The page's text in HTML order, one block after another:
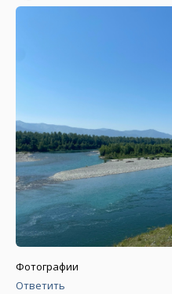
Фотографии
Ответить